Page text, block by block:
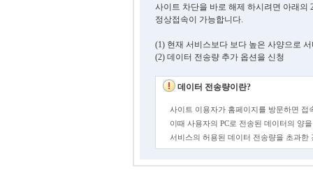
사이트 차단을 바로 해제 하시려면 아래의
정상접속이 가능합니다.
(1) 현재 서비스보다 보다 높은 사양으로
(2) 데이터 전송량 추가 옵션을 신청
데이터 전송량이란?
사이트 이용자가 홈페이지를 방문하면 접
이때 사용자의 PC로 전송된 데이터의 양
서비스의 허용된 데이터 전송량을 초과